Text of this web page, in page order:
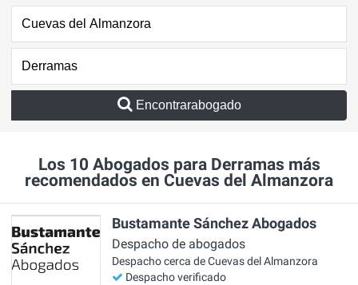
Encontrarabogado
Los 10 Abogados para Derramas más
recomendados en Cuevas del Almanzora
Bustamante Sánchez Abogados
Despacho de abogados
Despacho cerca de Cuevas del Almanzora
Despacho verificado